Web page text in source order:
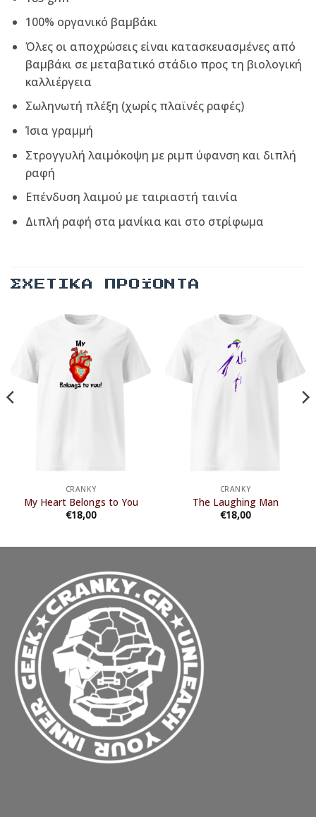
100% οργανικό βαμβάκι
Όλες οι αποχρώσεις είναι κατασκευασμένες από
βαμβάκι σε μεταβατικό στάδιο προς τη βιολογική
καλλιέργεια
Σωληνωτή πλέξη (χωρίς πλαϊνές ραφές)
Ίσια γραμμή
Στρογγυλή λαιμόκοψη με ριμπ ύφανση και διπλή
ραφή
Επένδυση λαιμού με ταιριαστή ταινία
Διπλή ραφή στα μανίκια και στο στρίφωμα
ΣΧΕΤΙΚΆ ΠΡΟΪΌΝΤΑ
CRANKY
My Heart Belongs to You
€18,00
CRANKY
The Laughing Man
€18,00